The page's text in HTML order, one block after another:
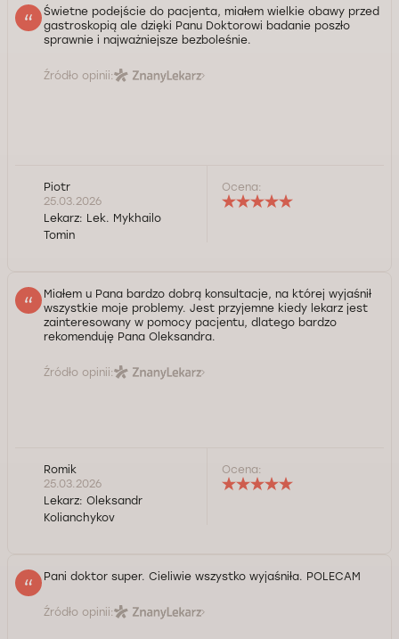
Świetne podejście do pacjenta, miałem wielkie obawy przed
gastroskopią ale dzięki Panu Doktorowi badanie poszło
sprawnie i najważniejsze bezboleśnie.
Źródło opinii:
Piotr
25.03.2026
Lekarz: Lek. Mykhailo
Tomin
Ocena:
Miałem u Pana bardzo dobrą konsultacje, na której wyjaśnił
wszystkie moje problemy. Jest przyjemne kiedy lekarz jest
zainteresowany w pomocy pacjentu, dlatego bardzo
rekomenduję Pana Oleksandra.
Źródło opinii:
Romik
25.03.2026
Lekarz: Oleksandr
Kolianchykov
Ocena:
Pani doktor super. Cieliwie wszystko wyjaśniła. POLECAM
Źródło opinii: